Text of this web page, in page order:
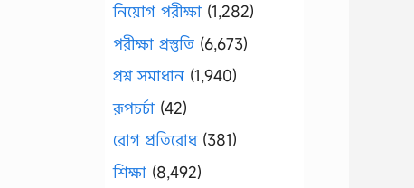
নিয়োগ পরীক্ষা (1,282)
পরীক্ষা প্রস্তুতি (6,673)
প্রশ্ন সমাধান (1,940)
রূপচর্চা (42)
রোগ প্রতিরোধ(381)
শিক্ষা (8,492)